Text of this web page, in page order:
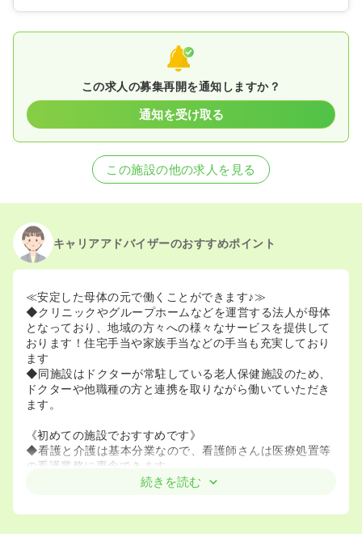
この求人の募集再開を通知しますか？
通知を受け取る
この施設の他の求人を見る
キャリアアドバイザーのおすすめポイント
≪安定した母体の元で働くことができます♪≫
◆クリニックやグループホームなどを運営する法人が母体
となっており、地域の方々への様々なサービスを提供して
おります！住宅手当や家族手当などの手当も充実しており
ます
◆同施設はドクターが常駐している老人保健施設のため、
ドクターや他職種の方と連携を取りながら働いていただき
ます。
《初めての施設でおすすめです》
◆看護と介護は基本分業なので、看護師さんは医療処置等
の看護業務に専念できます。
◆在宅復帰を目指す施設なので、採血や点滴等の医療行為
けます。
続きを読む